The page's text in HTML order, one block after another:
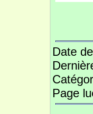
Date
Page